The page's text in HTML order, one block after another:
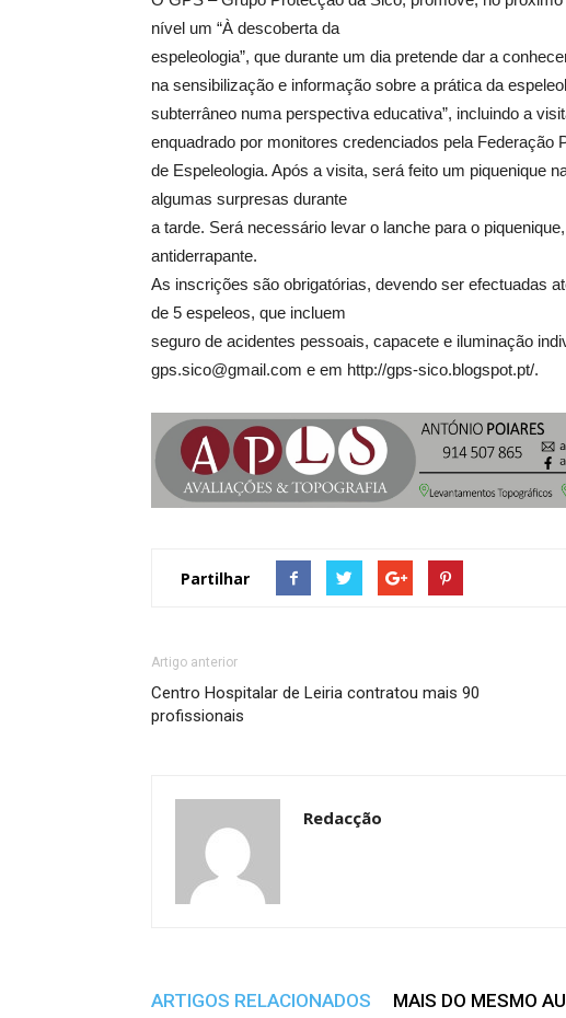
nível um “À descoberta da
espeleologia”, que durante um dia pretende dar a
na sensibilização e informação sobre a prática da
subterrâneo numa perspectiva educativa”, incluindo a
enquadrado por monitores credenciados pela Federação
de Espeleologia. Após a visita, será feito um piquenique
algumas surpresas durante
a tarde. Será necessário levar o lanche para o
antiderrapante.
As inscrições são obrigatórias, devendo ser efectuadas
de 5 espeleos, que incluem
seguro de acidentes pessoais, capacete e iluminação
gps.sico@gmail.com e em http://gps-sico.blogspot.pt/.
Partilhar
Artigo anterior
Centro Hospitalar de Leiria contratou mais 90
profissionais
Redacção
ARTIGOS RELACIONADOS MAIS DO MESMO